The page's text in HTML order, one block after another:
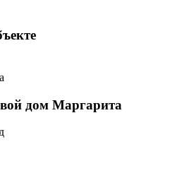
дом Маргарита